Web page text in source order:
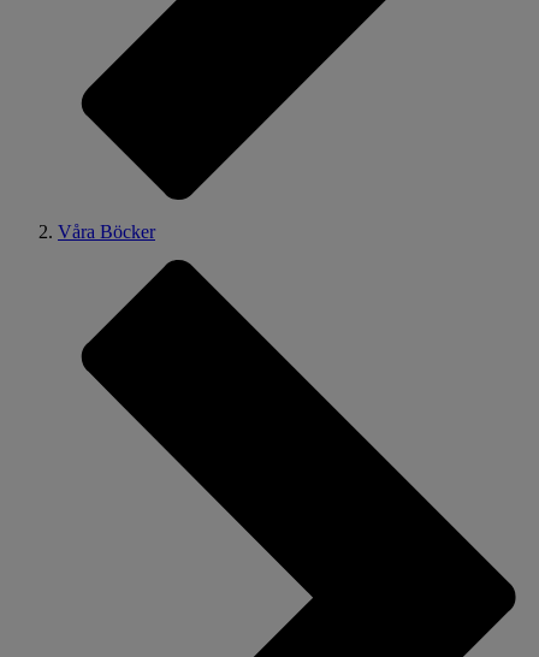
Våra Böcker